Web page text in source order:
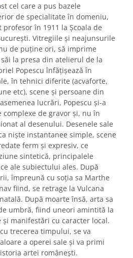
cel care a pus bazele
de specialitate în domeniu,
în 1911 la Şcoala de
Vitregiile şi neajunsurile
de puţine ori, să imprime
la presa din atelierul de la
Popescu înfăţişează în
în tehnici diferite (acvaforte,
etc), scene şi persoane din
lucrări, Popescu şi-a
de gravor şi, nu în
al desenului. Desenele sale
nişte instantanee simple, scene
ferm şi expresiv, ce
sintetică, principalele
ale subiectului ales. După
împreună cu soţia sa Marthe
fiind, se retrage la Vulcana
După moarte însă, arta sa
umbră, fiind uneori amintită la
manifestări cu caracter local.
trecerea timpului, se va
a operei sale şi va primi
artei româneşti.